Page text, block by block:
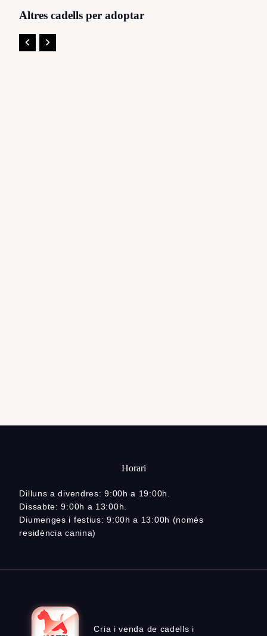
Altres cadells per adoptar
Horari
Dilluns a divendres: 9:00h a 19:00h.
Dissabte: 9:00h a 13:00h.
Diumenges i festius: 9:00h a 13:00h (només
residència canina)
Cria i venda de cadells i